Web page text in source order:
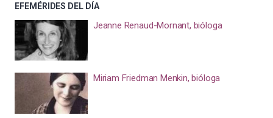
EFEMÉRIDES DEL DÍA
Jeanne Renaud-Mornant, bióloga
Miriam Friedman Menkin, bióloga